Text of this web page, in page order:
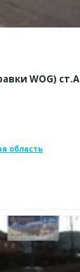
WOG) ст.А
область